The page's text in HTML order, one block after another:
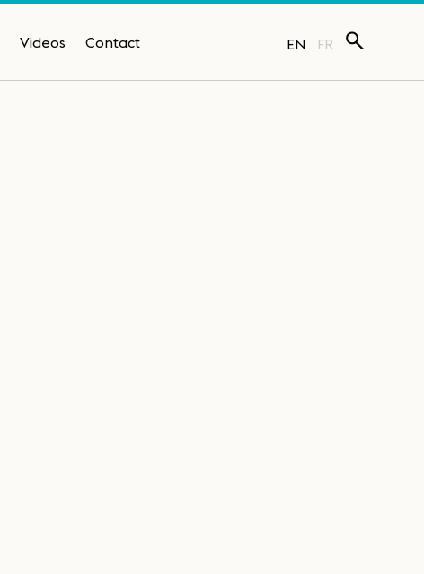
Videos Contact EN FR